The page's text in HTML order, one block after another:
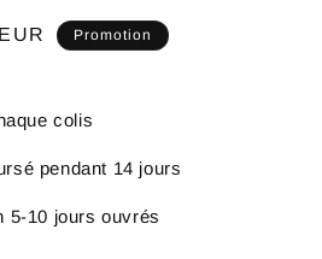
Promotion
colis
pendant 14 jours
5-10 jours ouvrés